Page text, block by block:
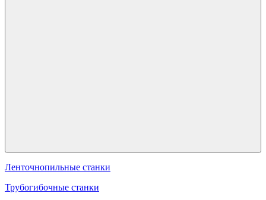
Ленточнопильные станки
Трубогибочные станки